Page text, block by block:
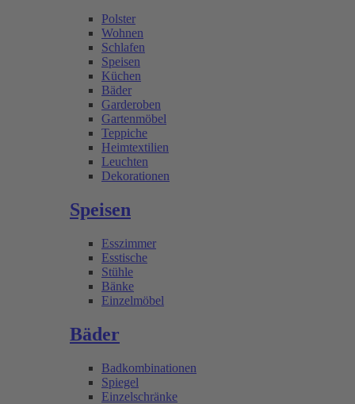
Polster
Wohnen
Schlafen
Speisen
Küchen
Bäder
Garderoben
Gartenmöbel
Teppiche
Heimtextilien
Leuchten
Dekorationen
Speisen
Esszimmer
Esstische
Stühle
Bänke
Einzelmöbel
Bäder
Badkombinationen
Spiegel
Einzelschränke